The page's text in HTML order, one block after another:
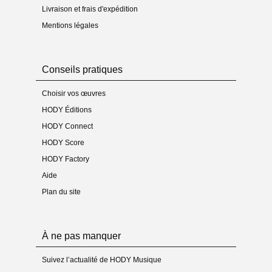
Livraison et frais d'expédition
Mentions légales
Conseils pratiques
Choisir vos œuvres
HODY Éditions
HODY Connect
HODY Score
HODY Factory
Aide
Plan du site
À ne pas manquer
Suivez l’actualité de HODY Musique